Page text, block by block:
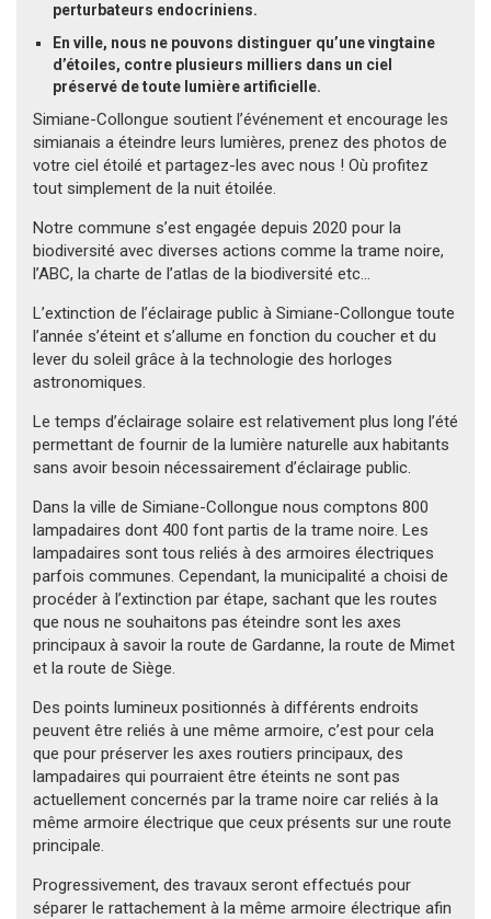
perturbateurs endocriniens.
En ville, nous ne pouvons distinguer qu’une vingtaine
d’étoiles, contre plusieurs milliers dans un ciel
préservé de toute lumière artificielle.
Simiane-Collongue soutient l’événement et encourage les
simianais a éteindre leurs lumières, prenez des photos de
votre ciel étoilé et partagez-les avec nous ! Où profitez
tout simplement de la nuit étoilée.
Notre commune s’est engagée depuis 2020 pour la
biodiversité avec diverses actions comme la trame noire,
l’ABC, la charte de l’atlas de la biodiversité etc…
L’extinction de l’éclairage public à Simiane-Collongue toute
l’année s’éteint et s’allume en fonction du coucher et du
lever du soleil grâce à la technologie des horloges
astronomiques.
Le temps d’éclairage solaire est relativement plus long l’été
permettant de fournir de la lumière naturelle aux habitants
sans avoir besoin nécessairement d’éclairage public.
Dans la ville de Simiane-Collongue nous comptons 800
lampadaires dont 400 font partis de la trame noire. Les
lampadaires sont tous reliés à des armoires électriques
parfois communes. Cependant, la municipalité a choisi de
procéder à l’extinction par étape, sachant que les routes
que nous ne souhaitons pas éteindre sont les axes
principaux à savoir la route de Gardanne, la route de Mimet
et la route de Siège.
Des points lumineux positionnés à différents endroits
peuvent être reliés à une même armoire, c’est pour cela
que pour préserver les axes routiers principaux, des
lampadaires qui pourraient être éteints ne sont pas
actuellement concernés par la trame noire car reliés à la
même armoire électrique que ceux présents sur une route
principale.
Progressivement, des travaux seront effectués pour
séparer le rattachement à la même armoire électrique afin